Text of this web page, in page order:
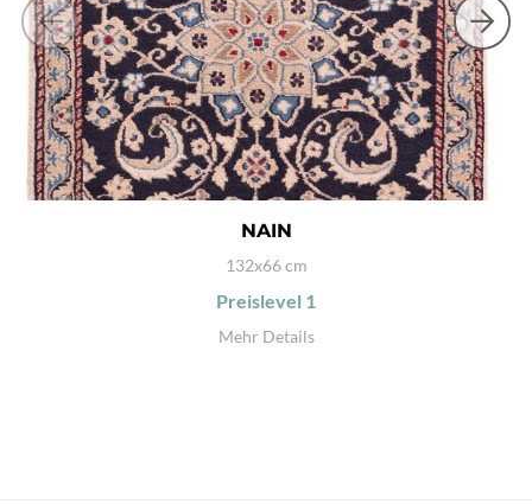
NAIN
132x66 cm
Preislevel 1
Mehr Details